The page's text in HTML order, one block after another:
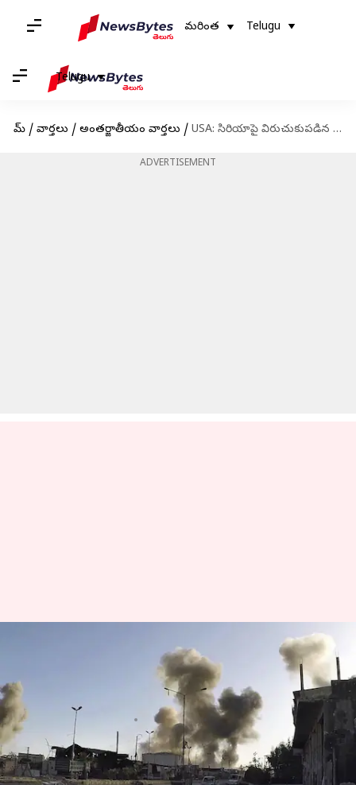
మరింత Telugu
Telugu
హోమ్ / వార్తలు / అంతర్జాతీయం వార్తలు / USA: సిరియాపై విరుచుకుపడిన అమెరికా.. ఐసీసీ స్థావరాలపై బాంబుల మోత
ADVERTISEMENT
USA: సిరియాపై విరుచుకుపడిన
అమెరికా.. ఐసీసీ స్థావరాలపై
బాంబుల మోత
వ్రాసిన వారు Jayachandra Akuri Oct 12, 2024 05:56 pm
ఈ వార్తాకథనం ఏంటి